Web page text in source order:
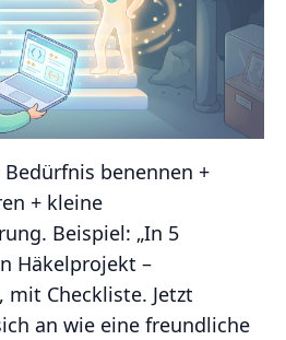
Bedürfnis benennen +
+ kleine
Beispiel: „In 5
Häkelprojekt –
Checkliste. Jetzt
an wie eine freundliche